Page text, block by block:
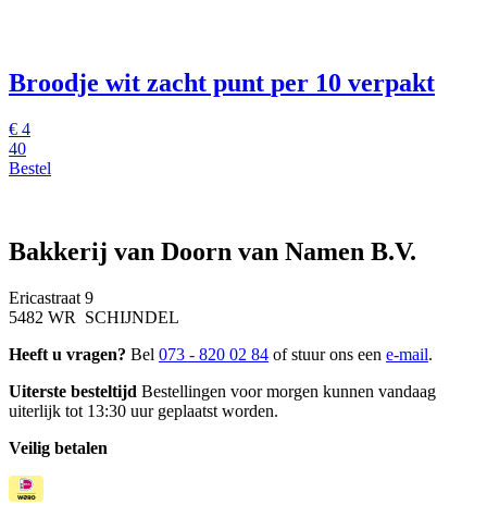
Broodje wit zacht punt per 10 verpakt
€ 4
40
Bestel
Bakkerij van Doorn van Namen B.V.
Ericastraat 9
5482 WR SCHIJNDEL
Heeft u vragen? Bel 073 - 820 02 84 of stuur ons een e-mail.
Uiterste besteltijd Bestellingen voor morgen kunnen vandaag
uiterlijk tot 13:30 uur geplaatst worden.
Veilig betalen